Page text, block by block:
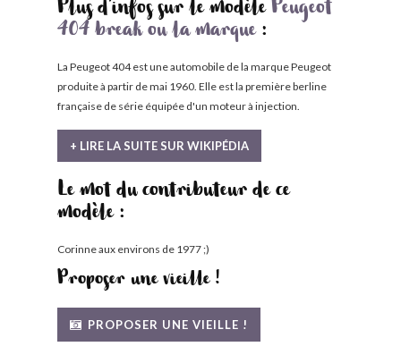
Plus d'infos sur le modèle Peugeot
404 break ou la marque:
La Peugeot 404 est une automobile de la marque Peugeot
produite à partir de mai 1960. Elle est la première berline
française de série équipée d'un moteur à injection.
+ LIRE LA SUITE SUR WIKIPÉDIA
Le mot du contributeur de ce
modèle :
Corinne aux environs de 1977 ;)
Proposer une vieille !
PROPOSER UNE VIEILLE !